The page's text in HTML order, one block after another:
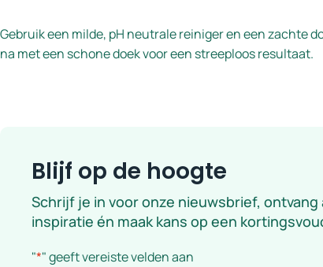
Gebruik een milde, pH neutrale reiniger en een zachte
na met een schone doek voor een streeploos resultaat.
Blijf op de hoogte
Schrijf je in voor onze nieuwsbrief,
inspiratie én maak kans op een
"*" geeft vereiste velden aan